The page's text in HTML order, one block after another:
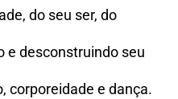
do seu ser, do
e desconstruindo seu
corporeidade e dança.